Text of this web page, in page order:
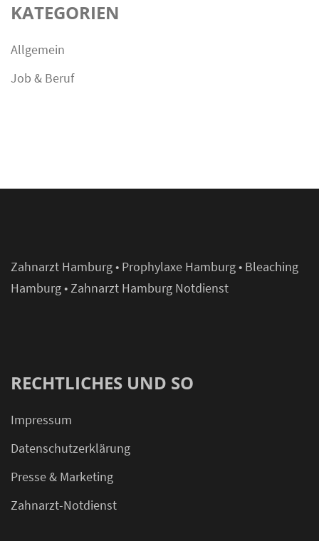
KATEGORIEN
Allgemein
Job & Beruf
Zahnarzt Hamburg• Prophylaxe Hamburg• Bleaching
Hamburg•Zahnarzt Hamburg Notdienst
RECHTLICHES UND SO
Impressum
Datenschutzerklärung
Presse & Marketing
Zahnarzt-Notdienst